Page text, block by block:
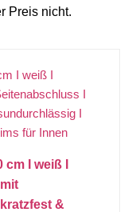
Preis nicht.
I weiß I
&